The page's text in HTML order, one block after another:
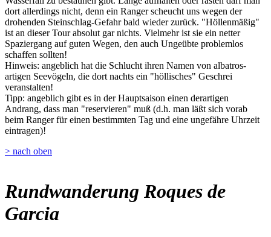
dort allerdings nicht, denn ein Ranger scheucht uns wegen der
drohenden Steinschlag-Gefahr bald wieder zurück. "Höllenmäßig"
ist an dieser Tour absolut gar nichts. Vielmehr ist sie ein netter
Spaziergang auf guten Wegen, den auch Ungeübte problemlos
schaffen sollten!
Hinweis: angeblich hat die Schlucht ihren Namen von albatros-
artigen Seevögeln, die dort nachts ein "höllisches" Geschrei
veranstalten!
Tipp: angeblich gibt es in der Hauptsaison einen derartigen
Andrang, dass man "reservieren" muß (d.h. man läßt sich vorab
beim Ranger für einen bestimmten Tag und eine ungefähre Uhrzeit
eintragen)!
> nach oben
Rundwanderung Roques de
Garcia